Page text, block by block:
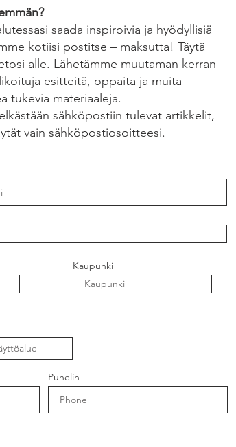
saada inspiroivia ja hyödyllisiä
kotiisi postitse – maksutta! Täytä
alle. Lähetämme muutaman kerran
esitteitä, oppaita ja muita
tukevia materiaaleja.
sähköpostiin tulevat artikkelit,
vain sähköpostiosoitteesi.
Kaupunki
Puhelin